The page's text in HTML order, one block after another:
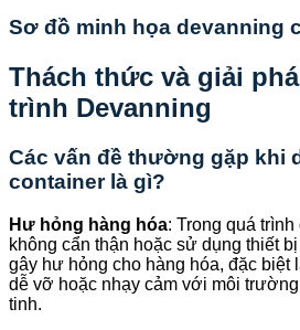
Sơ đồ minh họa devanning
Thách thức và giải
trình Devanning
Các vấn đề thường gặp khi
container là gì?
Hư hỏng hàng hóa: Trong quá
không cẩn thận hoặc sử dụng thiết
gây hư hỏng cho hàng hóa, đặc biệt
dễ vỡ hoặc nhạy cảm với môi
tinh.